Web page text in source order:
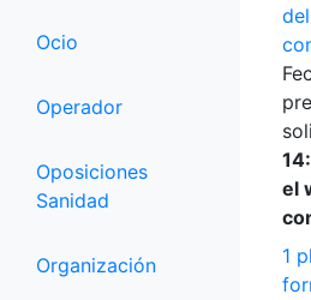
Ocio
Operador
Oposiciones
Sanidad
Organización
el
1